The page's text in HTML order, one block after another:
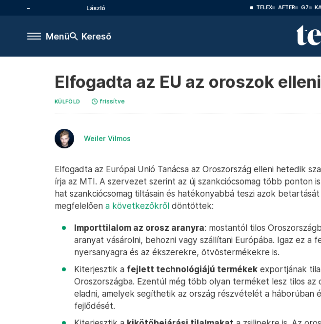
László TELEX AFTER G7
Menü Kereső
Elfogadta az EU az oroszok
KÜLFÖLD frissítve
Weiler Vilmos
Elfogadta az Európai Unió Tanácsa az Oroszország elleni hetedik
írja az MTI. A szervezet szerint az új szankciócsomag több ponton
hat szankciócsomag tiltásain és hatékonyabbá teszi azok betartását
megfelelően a következőkről döntöttek:
Importtilalom az orosz aranyra: mostantól tilos
aranyat vásárolni, behozni vagy szállítani Európába. Igaz ez a
nyersanyagra és az ékszerekre, ötvöstermékekre is.
Kiterjesztik a fejlett technológiájú termékek exportjának
Oroszországba. Ezentúl még több olyan terméket lesz tilos az
eladni, amelyek segíthetik az ország részvételét a háborúban
fejlődését.